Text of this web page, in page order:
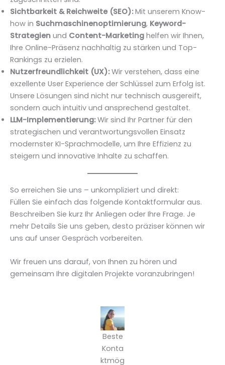
Sichtbarkeit & Reichweite (SEO):Mit unserem Know-
how in Suchmaschinenoptimierung, Keyword-
Strategien und Content-Marketing helfen wir Ihnen,
Ihre Online-Präsenz nachhaltig zu stärken und Top-
Rankings zu erzielen.
Nutzerfreundlichkeit (UX):Wir verstehen, dass eine
exzellente User Experience der Schlüssel zum Erfolg ist.
Unsere Lösungen sind nicht nur technisch ausgereift,
sondern auch intuitiv und ansprechend gestaltet.
LLM-Implementierung:Wir sind Ihr Partner für den
strategischen und verantwortungsvollen Einsatz
modernster KI-Sprachmodelle, um Ihre Effizienz zu
steigern und innovative Inhalte zu schaffen.
So erreichen Sie uns – unkompliziert und direkt:
Füllen Sie einfach das folgende Kontaktformular aus.
Beschreiben Sie kurz Ihr Anliegen oder Ihre Frage. Je
mehr Details Sie uns geben, desto präziser können wir
uns auf unser Gespräch vorbereiten.
Wir freuen uns darauf, von Ihnen zu hören und
gemeinsam Ihre digitalen Projekte voranzubringen!
Beste
Konta
ktmög